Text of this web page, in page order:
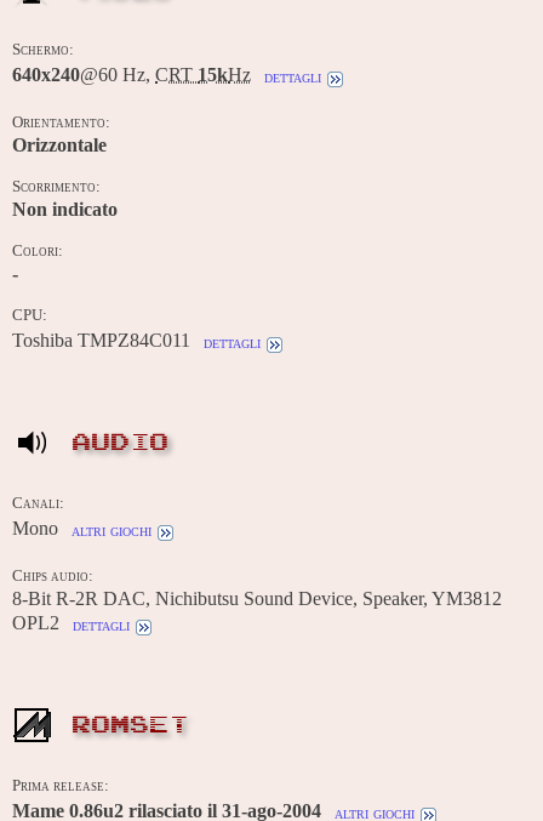
Schermo:
640x240@60 Hz, CRT 15kHz dettagli
Orientamento:
Orizzontale
Scorrimento:
Non indicato
Colori:
-
CPU:
Toshiba TMPZ84C011 dettagli
AUDIO
Canali:
Mono altri giochi
Chips audio:
8-Bit R-2R DAC, Nichibutsu Sound Device, Speaker, YM3812
OPL2
dettagli
ROMSET
Prima release:
Mame 0.86u2 rilasciato il 31-ago-2004 altri giochi